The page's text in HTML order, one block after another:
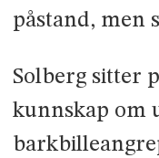
påstand, men
Solberg sitter
kunnskap om